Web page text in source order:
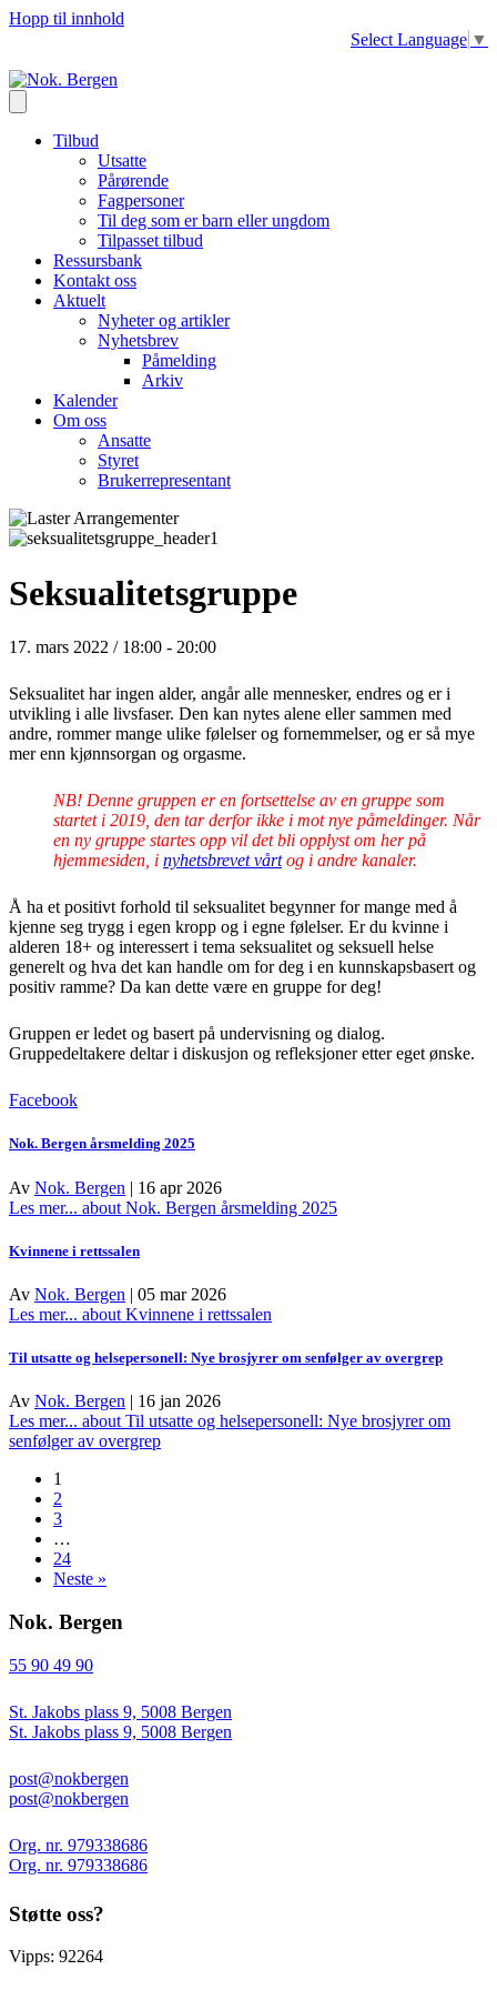
Hopp til innhold
Select Language ▼
Tilbud
Utsatte
Pårørende
Fagpersoner
Til deg som er barn eller ungdom
Tilpasset tilbud
Ressursbank
Kontakt oss
Aktuelt
Nyheter og artikler
Nyhetsbrev
Påmelding
Arkiv
Kalender
Om oss
Ansatte
Styret
Brukerrepresentant
Seksualitetsgruppe
17. mars 2022 / 18:00 - 20:00
Seksualitet har ingen alder, angår alle mennesker, endres og er i
utvikling i alle livsfaser. Den kan nytes alene eller sammen med
andre, rommer mange ulike følelser og fornemmelser, og er så mye
mer enn kjønnsorgan og orgasme.
NB! Denne gruppen er en fortsettelse av en gruppe som
startet i 2019, den tar derfor ikke i mot nye påmeldinger. Når
en ny gruppe startes opp vil det bli opplyst om her på
hjemmesiden, i nyhetsbrevet vårtog i andre kanaler.
Å ha et positivt forhold til seksualitet begynner for mange med å
kjenne seg trygg i egen kropp og i egne følelser. Er du kvinne i
alderen 18+ og interessert i tema seksualitet og seksuell helse
generelt og hva det kan handle om for deg i en kunnskapsbasert og
positiv ramme? Da kan dette være en gruppe for deg!
Gruppen er ledet og basert på undervisning og dialog.
Gruppedeltakere deltar i diskusjon og refleksjoner etter eget ønske.
Facebook
Nok. Bergen årsmelding 2025
Av Nok. Bergen | 16 apr 2026
Les mer... about Nok. Bergen årsmelding 2025
Kvinnene i rettssalen
Av Nok. Bergen | 05 mar 2026
Les mer... about Kvinnene i rettssalen
Til utsatte og helsepersonell: Nye brosjyrer om senfølger av overgrep
Av Nok. Bergen | 16 jan 2026
Les mer... about Til utsatte og helsepersonell: Nye brosjyrer om
senfølger av overgrep
1
2
3
…
24
Neste »
Nok. Bergen
55 90 49 90
St. Jakobs plass 9, 5008 Bergen
St. Jakobs plass 9, 5008 Bergen
post@nokbergen
post@nokbergen
Org. nr. 979338686
Org. nr. 979338686
Støtte oss?
Vipps: 92264